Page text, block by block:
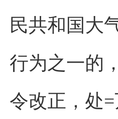
民共和国大
行为之一的
令改正，处